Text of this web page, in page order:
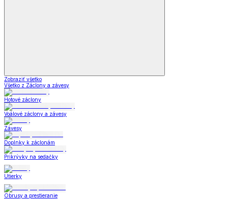
Zobraziť všetko
Všetko z Záclony a závesy
Hotové záclony
Voálové záclony a závesy
Závesy
Doplnky k záclonám
Prikrývky na sedačky
Utierky
Obrusy a prestieranie